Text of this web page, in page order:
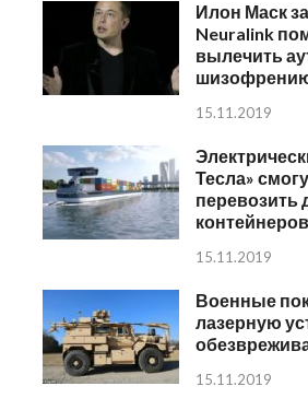
Илон Маск
Neuralink
вылечить
15.11.2019
Тесла»
перевозить
контейнеров
15.11.2019
Военные
лазерную
15.11.2019